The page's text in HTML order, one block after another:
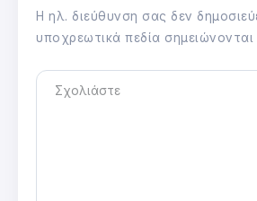
Η ηλ. διεύθυνση σας δεν
υποχρεωτικά πεδία σημειώνονται